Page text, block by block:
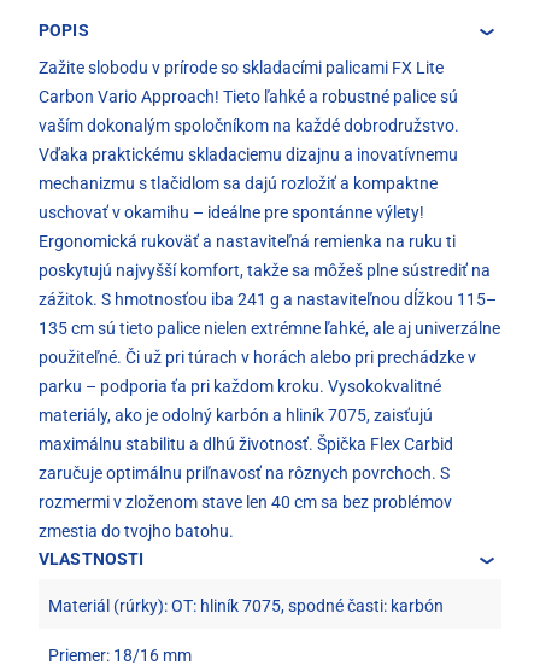
POPIS
Zažite slobodu v prírode so skladacími palicami FX Lite
Carbon Vario Approach! Tieto ľahké a robustné palice sú
vaším dokonalým spoločníkom na každé dobrodružstvo.
Vďaka praktickému skladaciemu dizajnu a inovatívnemu
mechanizmu s tlačidlom sa dajú rozložiť a kompaktne
uschovať v okamihu – ideálne pre spontánne výlety!
Ergonomická rukoväť a nastaviteľná remienka na ruku ti
poskytujú najvyšší komfort, takže sa môžeš plne sústrediť na
zážitok. S hmotnosťou iba 241 g a nastaviteľnou dĺžkou 115–
135 cm sú tieto palice nielen extrémne ľahké, ale aj univerzálne
použiteľné. Či už pri túrach v horách alebo pri prechádzke v
parku – podporia ťa pri každom kroku. Vysokokvalitné
materiály, ako je odolný karbón a hliník 7075, zaisťujú
maximálnu stabilitu a dlhú životnosť. Špička Flex Carbid
zaručuje optimálnu priľnavosť na rôznych povrchoch. S
rozmermi v zloženom stave len 40 cm sa bez problémov
zmestia do tvojho batohu.
VLASTNOSTI
Materiál (rúrky): OT: hliník 7075, spodné časti: karbón
Priemer: 18/16 mm